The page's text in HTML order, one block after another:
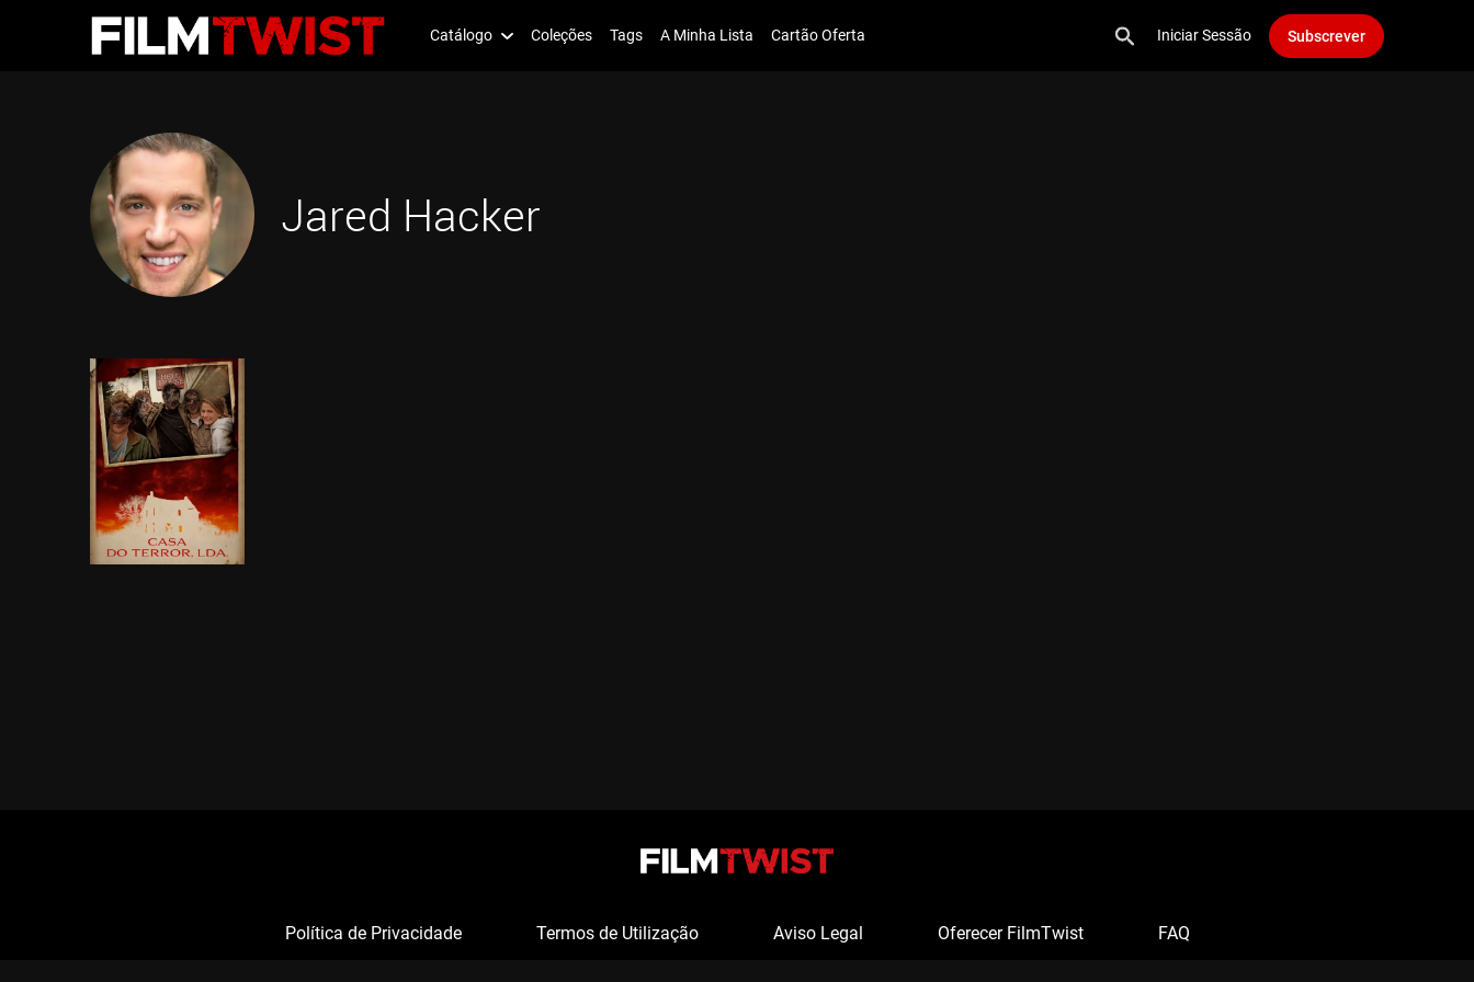
Catálogo Coleções Tags A Minha Lista Cartão Oferta Iniciar Sessão Subscrever
Jared Hacker
Política de Privacidade Termos de Utilização Aviso Legal Oferecer FilmTwist FAQ